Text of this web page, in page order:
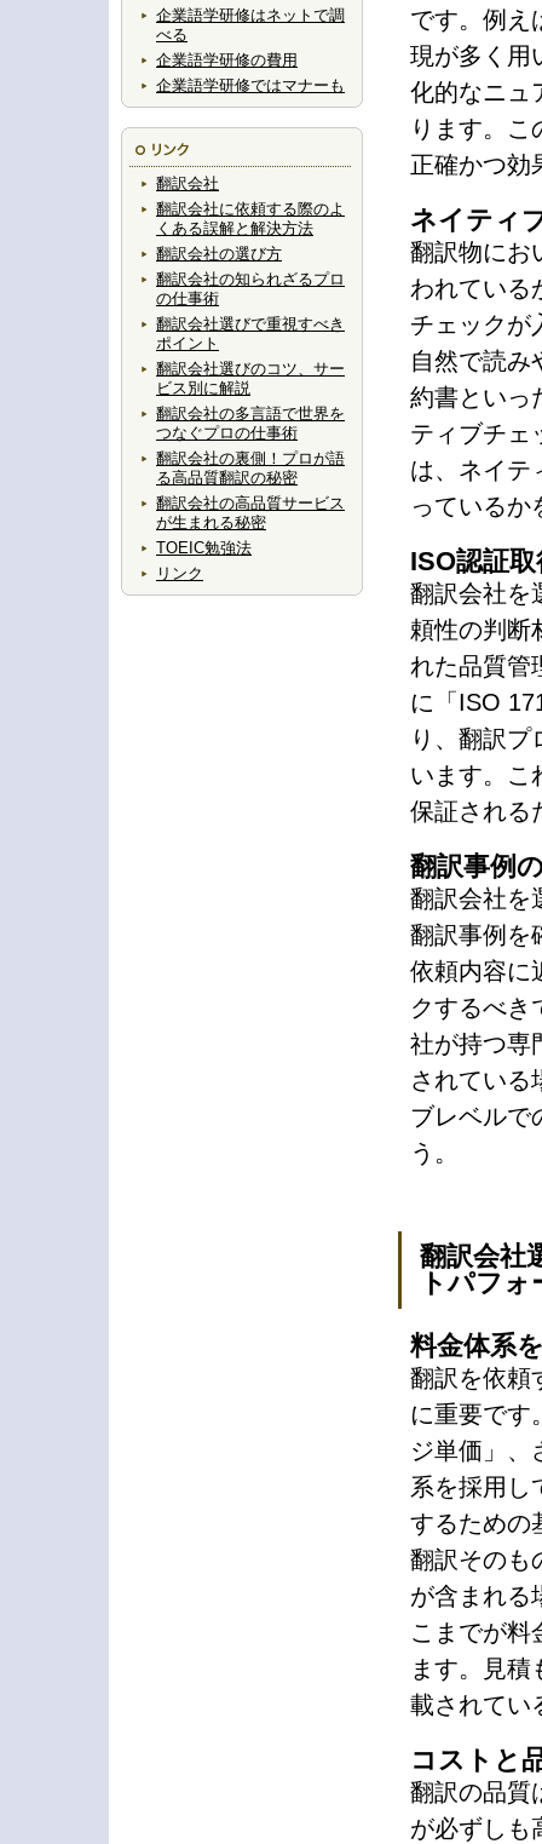
企業語学研修はネットで調
べる
企業語学研修の費用
企業語学研修ではマナーも
翻訳会社
翻訳会社に依頼する際のよ
くある誤解と解決方法
翻訳会社の選び方
翻訳会社の知られざるプロ
の仕事術
翻訳会社選びで重視すべき
ポイント
翻訳会社選びのコツ、サー
ビス別に解説
翻訳会社の多言語で世界を
つなぐプロの仕事術
翻訳会社の裏側！プロが語
る高品質翻訳の秘密
翻訳会社の高品質サービス
が生まれる秘密
TOEIC勉強法
リンク
です。例え
現が多く用
化的なニュ
ります。
正確かつ効
ネイティ
翻訳物にお
われている
チェックが
自然で読み
約書といっ
ティブチェ
は、ネイテ
っているか
ISO認証
翻訳会社を
頼性の判断
れた品質管
に「ISO
り、翻訳
います。こ
保証される
翻訳事例
翻訳会社を
翻訳事例を
依頼内容に
クするべき
社が持つ専
されている
ブレベルで
う。
翻訳会社
トパフ
料金体系
翻訳を依頼
に重要です
ジ単価」、
系を採用し
するための
翻訳そのも
が含まれる
こまでが料
ます。見
載されてい
コストと
翻訳の品質
が必ずしも